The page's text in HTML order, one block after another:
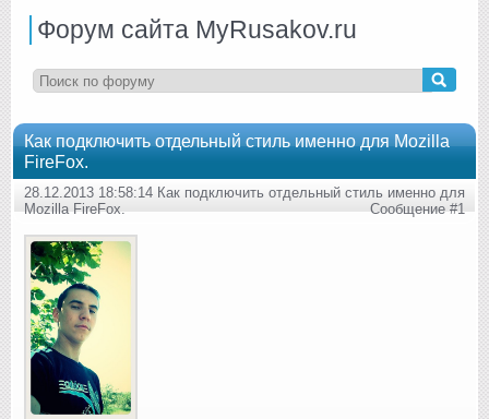
Форум сайта MyRusakov.ru
Как подключить отдельный стиль именно для Mozilla
FireFox.
28.12.2013 18:58:14 Как подключить отдельный стиль именно для
Mozilla FireFox.
Сообщение #1